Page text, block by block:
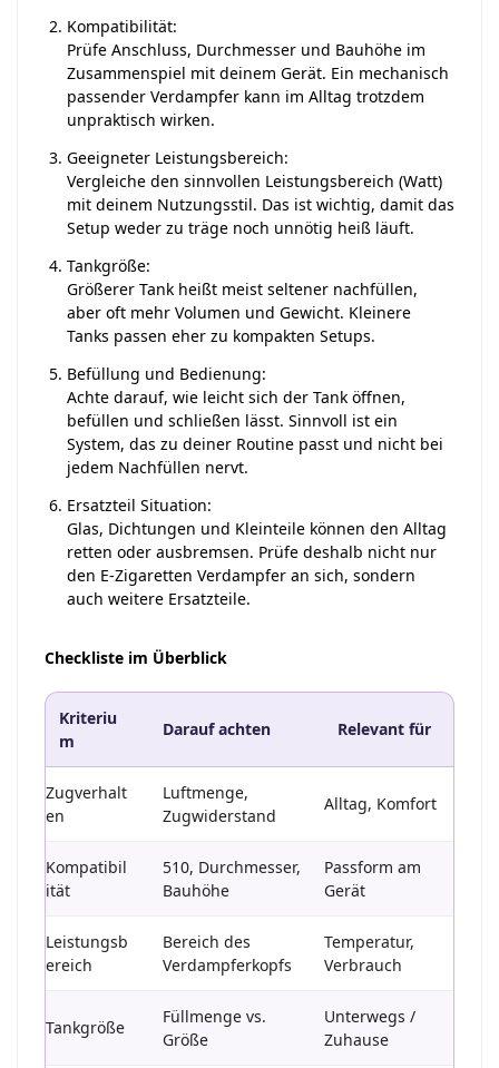
Kompatibilität:
Prüfe Anschluss, Durchmesser und Bauhöhe im
Zusammenspiel mit deinem Gerät. Ein mechanisch
passender Verdampfer kann im Alltag trotzdem
unpraktisch wirken.
Geeigneter Leistungsbereich:
Vergleiche den sinnvollen Leistungsbereich (Watt)
mit deinem Nutzungsstil. Das ist wichtig, damit das
Setup weder zu träge noch unnötig heiß läuft.
Tankgröße:
Größerer Tank heißt meist seltener nachfüllen,
aber oft mehr Volumen und Gewicht. Kleinere
Tanks passen eher zu kompakten Setups.
Befüllung und Bedienung:
Achte darauf, wie leicht sich der Tank öffnen,
befüllen und schließen lässt. Sinnvoll ist ein
System, das zu deiner Routine passt und nicht bei
jedem Nachfüllen nervt.
Ersatzteil Situation:
Glas, Dichtungen und Kleinteile können den Alltag
retten oder ausbremsen. Prüfe deshalb nicht nur
den E-Zigaretten Verdampfer an sich, sondern
auch weitere Ersatzteile.
Checkliste im Überblick
Kriteriu
m
Darauf achten Relevant für
Zugverhalt
en
Luftmenge,
Zugwiderstand
Alltag, Komfort
Kompatibil
ität
510, Durchmesser,
Bauhöhe
Passform am
Gerät
Leistungsb
ereich
Bereich des
Verdampferkopfs
Temperatur,
Verbrauch
Tankgröße
Füllmenge vs.
Größe
Unterwegs /
Zuhause